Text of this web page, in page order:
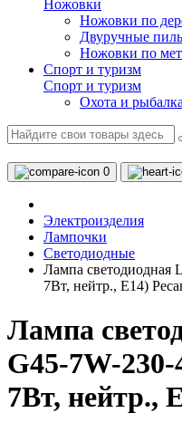
Ножовки
Ножовки по
Двуручные
Ножовки по
Спорт и туризм
Спорт и туризм
Охота и рыбалка
0
Электроизделия
Лампочки
Светодиодные
Лампа светодиодная
7Вт, нейтр., Е14)
Лампа
G45-7W-
7Вт, нейтр.,